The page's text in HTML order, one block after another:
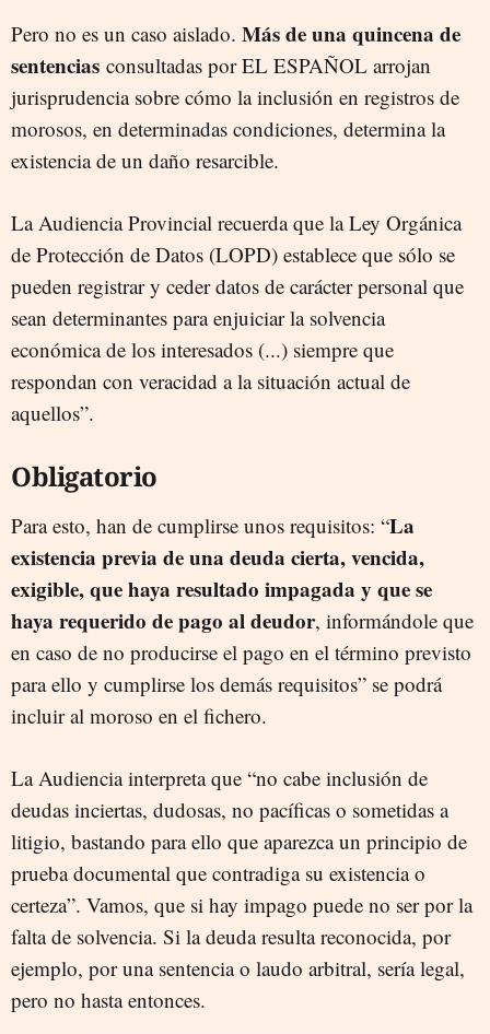
Pero no es un caso aislado. Más de una quincena de
sentencias consultadas por EL ESPAÑOL arrojan
jurisprudencia sobre cómo la inclusión en registros de
morosos, en determinadas condiciones, determina la
existencia de un daño resarcible.
La Audiencia Provincial recuerda que la Ley Orgánica
de Protección de Datos (LOPD) establece que sólo se
pueden registrar y ceder datos de carácter personal que
sean determinantes para enjuiciar la solvencia
económica de los interesados (...) siempre que
respondan con veracidad a la situación actual de
aquellos”.
Obligatorio
Para esto, han de cumplirse unos requisitos: “La
existencia previa de una deuda cierta, vencida,
exigible, que haya resultado impagada y que se
haya requerido de pago al deudor, informándole que
en caso de no producirse el pago en el término previsto
para ello y cumplirse los demás requisitos” se podrá
incluir al moroso en el fichero.
La Audiencia interpreta que “no cabe inclusión de
deudas inciertas, dudosas, no pacíficas o sometidas a
litigio, bastando para ello que aparezca un principio de
prueba documental que contradiga su existencia o
certeza”. Vamos, que si hay impago puede no ser por la
falta de solvencia. Si la deuda resulta reconocida, por
ejemplo, por una sentencia o laudo arbitral, sería legal,
pero no hasta entonces.